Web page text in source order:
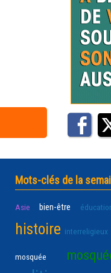
Mots-clés de la
Asie bien-être
histoire interreligieux
mosquée